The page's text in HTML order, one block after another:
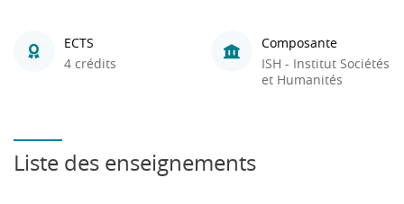
ECTS
4 crédits
Composante
ISH - Institut Sociétés
et Humanités
Liste des enseignements